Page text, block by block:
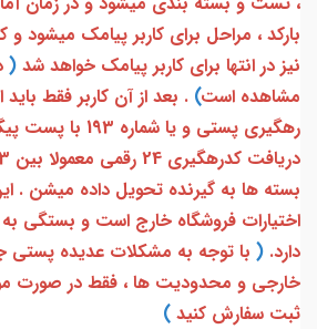
نیز در انتها برای کاربر پیامک خواهد شد (
مشاهده است) . بعد از آن کاربر فقط
رهگیری پستی و یا
بسته ها به گیرنده تحویل داده میشن .
اختیارات فروشگاه خارج است و بستگی
دارد. ( با توجه به مشکلات عدیده پستی
خارجی و محدودیت ها ، فقط در صورت
ثبت سفارش کنید )